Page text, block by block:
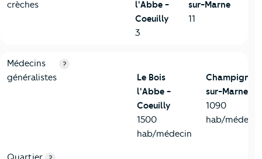
crèches
l'Abbe -
Coeuilly
3
sur-Marne
11
5-Commerces
Critères Le Bois l'Abbe - Coeuilly
Médecins
généralistes
?
Le Bois
l'Abbe -
Coeuilly
1500
hab/médecin
Champigny-
sur-Marne
1090
hab/médecin